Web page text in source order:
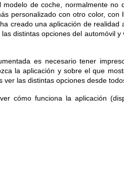
de coche, normalmente no
personalizado con otro color, con
creado una aplicación de realidad
distintas opciones del automóvil
es necesario tener
la aplicación y sobre el que
las distintas opciones desde
cómo funciona la aplicación